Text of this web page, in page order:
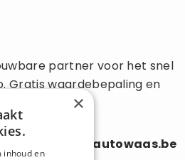
partner voor het snel
Gratis waardebepaling en
info@autowaas.be
×
inhoud en